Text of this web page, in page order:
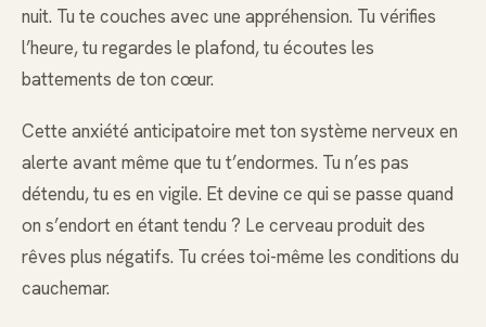
nuit. Tu te couches avec une appréhension. Tu vérifies
l’heure, tu regardes le plafond, tu écoutes les
battements de ton cœur.
Cette anxiété anticipatoire met ton système nerveux en
alerte avant même que tu t’endormes. Tu n’es pas
détendu, tu es en vigile. Et devine ce qui se passe quand
on s’endort en étant tendu ? Le cerveau produit des
rêves plus négatifs. Tu crées toi-même les conditions du
cauchemar.